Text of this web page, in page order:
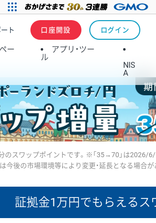
ト 口座開設 ログイン
ー
アプリ・ツー
ル
NIS
A
スワップポイントです。※「35→70」は2026/6/
今後の市場環境等により変更・延長となる場合が
証拠金1万円でもらえるス